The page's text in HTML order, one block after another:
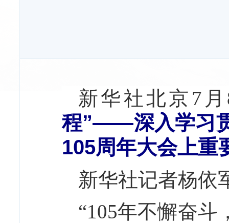
新华社北京7
程”——深入学习
105周年大会上重
新华社记者杨依
“105年不懈奋斗